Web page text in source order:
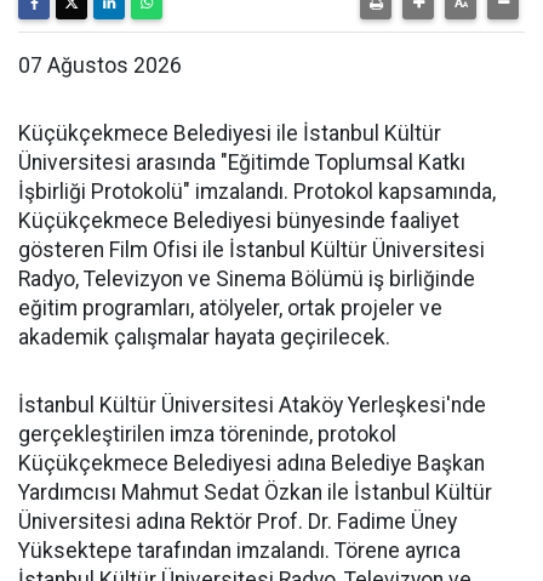
07 Ağustos 2026
Küçükçekmece Belediyesi ile İstanbul Kültür
Üniversitesi arasında "Eğitimde Toplumsal Katkı
İşbirliği Protokolü" imzalandı. Protokol kapsamında,
Küçükçekmece Belediyesi bünyesinde faaliyet
gösteren Film Ofisi ile İstanbul Kültür Üniversitesi
Radyo, Televizyon ve Sinema Bölümü iş birliğinde
eğitim programları, atölyeler, ortak projeler ve
akademik çalışmalar hayata geçirilecek.
İstanbul Kültür Üniversitesi Ataköy Yerleşkesi'nde
gerçekleştirilen imza töreninde, protokol
Küçükçekmece Belediyesi adına Belediye Başkan
Yardımcısı Mahmut Sedat Özkan ile İstanbul Kültür
Üniversitesi adına Rektör Prof. Dr. Fadime Üney
Yüksektepe tarafından imzalandı. Törene ayrıca